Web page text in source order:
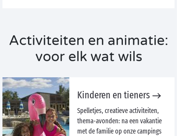
Activiteiten en animatie:
voor elk wat wils
Kinderen en tieners
Spelletjes, creatieve activiteiten,
thema-avonden: na een vakantie
met de familie op onze campings